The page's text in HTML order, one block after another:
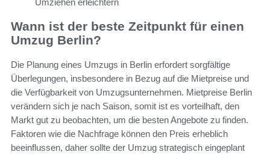
Wann ist der beste Zeitpunkt für einen
Umzug Berlin?
Die Planung eines Umzugs in Berlin erfordert sorgfältige
Überlegungen, insbesondere in Bezug auf die Mietpreise und
die Verfügbarkeit von Umzugsunternehmen. Mietpreise Berlin
verändern sich je nach Saison, somit ist es vorteilhaft, den
Markt gut zu beobachten, um die besten Angebote zu finden.
Faktoren wie die Nachfrage können den Preis erheblich
beeinflussen, daher sollte der Umzug strategisch eingeplant